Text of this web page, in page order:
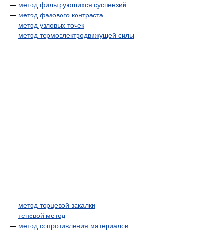
— метод фильтрующихся суспензий
— метод фазового контраста
— метод узловых точек
— метод термоэлектродвижущей силы
— метод торцевой закалки
— теневой метод
— метод сопротивления материалов